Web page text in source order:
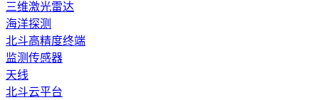
三维激光雷达
海洋探测
北斗高精度终端
监测传感器
天线
北斗云平台